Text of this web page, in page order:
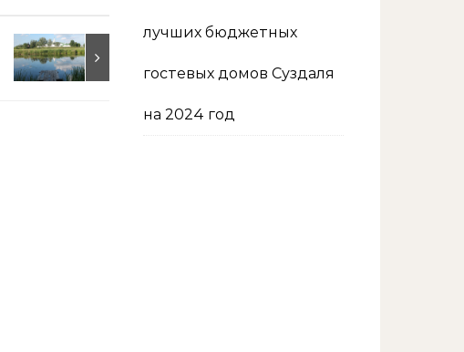
лучших бюджетных
гостевых домов Суздаля
на 2024 год